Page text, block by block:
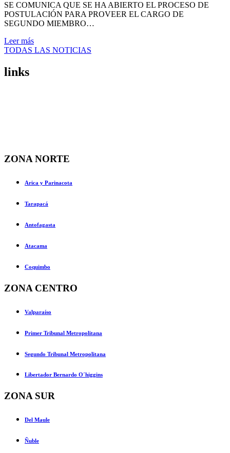
SE COMUNICA QUE SE HA ABIERTO EL PROCESO DE
POSTULACIÓN PARA PROVEER EL CARGO DE
SEGUNDO MIEMBRO…
Leer más
TODAS LAS NOTICIAS
links
ZONA NORTE
Arica y Parinacota
Tarapacá
Antofagasta
Atacama
Coquimbo
ZONA CENTRO
Valparaíso
Primer Tribunal Metropolitana
Segundo Tribunal Metropolitana
Libertador Bernardo O´higgins
ZONA SUR
Del Maule
Ñuble